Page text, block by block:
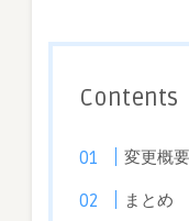
Contents
変更概要
まとめ